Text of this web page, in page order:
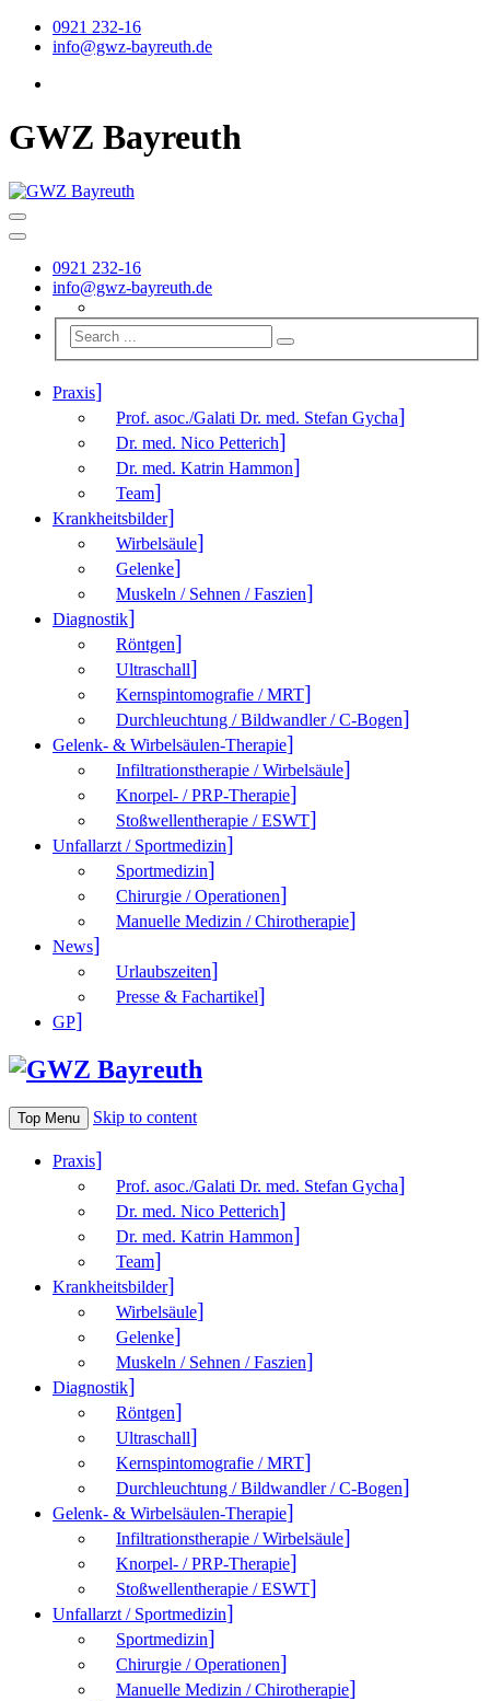
0921 232-16
info@gwz-bayreuth.de
GWZ Bayreuth
0921 232-16
info@gwz-bayreuth.de
Praxis
Prof. asoc./Galati Dr. med. Stefan Gycha
Dr. med. Nico Petterich
Dr. med. Katrin Hammon
Team
Krank­heitsbilder
Wirbelsäule
Gelenke
Muskeln / Sehnen / Faszien
Diagnostik
Röntgen
Ultraschall
Kernspintomografie / MRT
Durchleuchtung / Bildwandler / C-Bogen
Gelenk- & Wirbelsäulen-Therapie
Infiltrationstherapie / Wirbelsäule
Knorpel- / PRP-Therapie
Stoßwellentherapie / ESWT
Unfallarzt / Sportmedizin
Sportmedizin
Chirurgie / Operationen
Manuelle Medizin / Chirotherapie
News
Urlaubszeiten
Presse & Fachartikel
GP
Top Menu Skip to content
Praxis
Prof. asoc./Galati Dr. med. Stefan Gycha
Dr. med. Nico Petterich
Dr. med. Katrin Hammon
Team
Krank­heitsbilder
Wirbelsäule
Gelenke
Muskeln / Sehnen / Faszien
Diagnostik
Röntgen
Ultraschall
Kernspintomografie / MRT
Durchleuchtung / Bildwandler / C-Bogen
Gelenk- & Wirbelsäulen-Therapie
Infiltrationstherapie / Wirbelsäule
Knorpel- / PRP-Therapie
Stoßwellentherapie / ESWT
Unfallarzt / Sportmedizin
Sportmedizin
Chirurgie / Operationen
Manuelle Medizin / Chirotherapie